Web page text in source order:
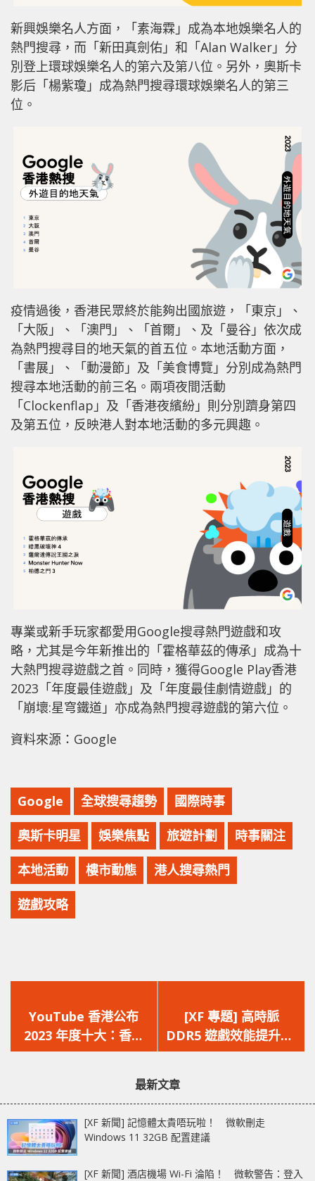
新興娛樂名人方面，「素海霖」成為本地娛樂名人的
熱門搜尋，而「新田真劍佑」和「Alan Walker」分
別登上環球娛樂名人的第六及第八位。另外，奧斯卡
影后「楊紫瓊」成為熱門搜尋環球娛樂名人的第三
位。
疫情過後，香港民眾終於能夠出國旅遊，「東京」、
「大阪」、「澳門」、「首爾」、及「曼谷」依次成
為熱門搜尋目的地天氣的首五位。本地活動方面，
「書展」、「動漫節」及「美食博覽」分別成為熱門
搜尋本地活動的前三名。兩項夜間活動
「Clockenflap」及「香港夜繽紛」則分別躋身第四
及第五位，反映港人對本地活動的多元興趣。
專業或新手玩家都愛用Google搜尋熱門遊戲和攻
略，尤其是今年新推出的「霍格華茲的傳承」成為十
大熱門搜尋遊戲之首。同時，獲得Google Play香港
2023「年度最佳遊戲」及「年度最佳劇情遊戲」的
「崩壞:星穹鐵道」亦成為熱門搜尋遊戲的第六位。
資料來源：Google
Google 全球搜尋趨勢 國際時事
奧斯卡明星 娛樂焦點 旅遊計劃 時事關注
本地活動 樓市動態 港人搜尋熱門
遊戲攻略
一
篇
文
YouTube 香港公布
2023 年度十大：香港
觀眾熱愛數碼娛樂，
Show」包辦年度創作
一
篇
文
[XF 專題] 高時脈
DDR5 遊戲效能提升？
DDR5-7600 vs DDR5-
最新文章
[XF 新聞] 記憶體太貴唔玩啦！ 微軟刪走
Windows 11 32GB 配置建議
[XF 新聞] 酒店機場 Wi-Fi 淪陷！ 微軟警告：登入